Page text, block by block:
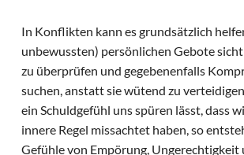
In Konflikten kann es grundsätzlich
unbewussten) persönlichen Gebote
zu überprüfen und gegebenenfalls
suchen, anstatt sie wütend zu
ein Schuldgefühl uns spüren lässt, dass
innere Regel missachtet haben, so
Gefühle von Empörung, Ungerechtigkeit